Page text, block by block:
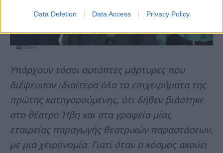
Data Deletion Data Access Privacy Policy
Υπάρχουν τόσοι αυτόπτες μάρτυρες που
διέψευσαν ιδιαίτερα όλα τα επιχειρήματα της
πρώτης κατηγορούμενης, ότι δήθεν βιάστηκε
στο θέατρο Ήβη και στα γραφεία μίας
εταιρείας παραγωγής θεατρικών παραστάσεων,
με μια χειρονομία. Γιατί όταν ο κόσμος ακούει